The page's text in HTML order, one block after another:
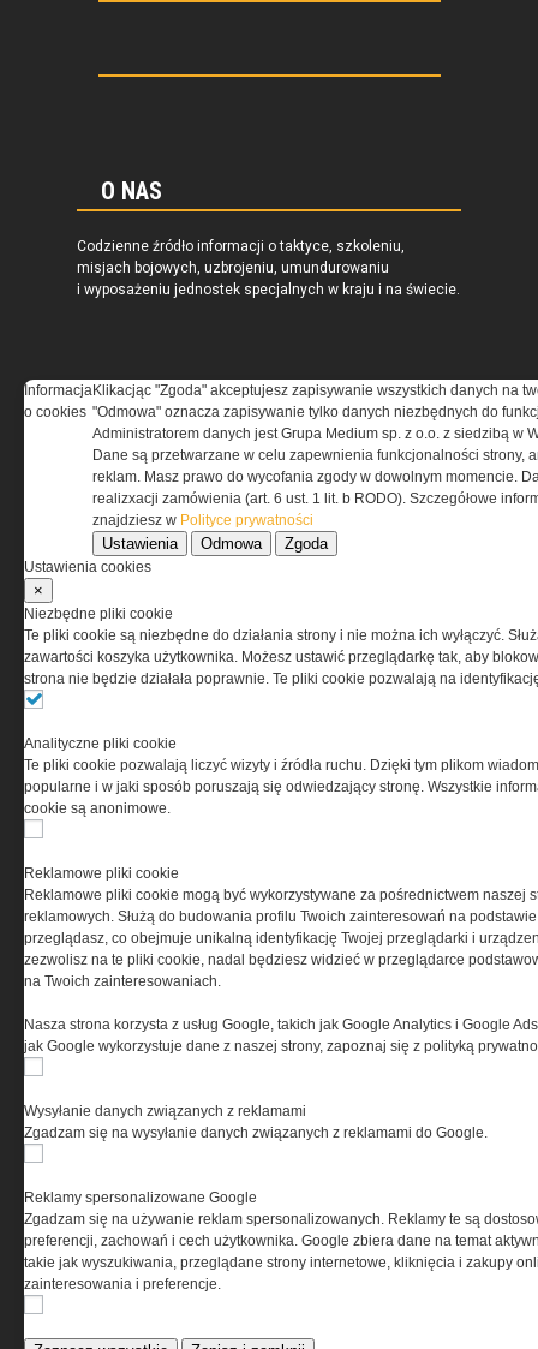
O NAS
Codzienne źródło informacji o taktyce, szkoleniu,
misjach bojowych, uzbrojeniu, umundurowaniu
i wyposażeniu jednostek specjalnych w kraju i na świecie.
REGULAMIN
Regulamin określa zasady korzystania z portalu
www.special-ops.pl
Korzystanie z portalu jest równoznaczne
z zaakceptowaniem warunków ustanowionych
odpowiedzialnością Spółka komandytowa, nr KRS:
0000537655, NIP 1132860378, REGON 146393437
(zwana dalej Grupa MEDIUM) w postaci Regulaminu.
Ta witryna wykorzystuje pliki cookies do przechowywania
informacji na Twoim komputerze. Pliki cookies stosujemy
w celu świadczenia usług na najwyższym poziomie,
w tym w sposób dostosowany do indywidualnych potrzeb.
Korzystanie z witryny bez zmiany ustawień dotyczących
urządzeniu końcowym. W każdym momencie możesz
dokonać zmiany ustawień przeglądarki dotyczących
prywatnościorazinformacją o cookies
rozpowszechnianie artykułów zabronione. Korzystanie z serwisu i
Informacja
o cookies
Klikacjąc "Zgoda" akceptujesz zapisywanie wszystkich danych na
"Odmowa" oznacza zapisywanie tylko danych niezbędnych do
Administratorem danych jest Grupa Medium sp. z o.o. z siedzibą w
Dane są przetwarzane w celu zapewnienia funkcjonalności strony,
reklam. Masz prawo do wycofania zgody w dowolnym momencie.
realizxacji zamówienia (art. 6 ust. 1 lit. b RODO). Szczegółowe
znajdziesz w Polityce prywatności
Ustawienia Odmowa Zgoda
Ustawienia cookies
×
Niezbędne pliki cookie
Te pliki cookie są niezbędne do działania strony i nie można ich wyłączyć.
zawartości koszyka użytkownika. Możesz ustawić przeglądarkę tak, aby
strona nie będzie działała poprawnie. Te pliki cookie pozwalają na
Analityczne pliki cookie
Te pliki cookie pozwalają liczyć wizyty i źródła ruchu. Dzięki tym plikom
popularne i w jaki sposób poruszają się odwiedzający stronę. Wszystkie
cookie są anonimowe.
Reklamowe pliki cookie
Reklamowe pliki cookie mogą być wykorzystywane za pośrednictwem naszej
reklamowych. Służą do budowania profilu Twoich zainteresowań na
przeglądasz, co obejmuje unikalną identyfikację Twojej przeglądarki i
zezwolisz na te pliki cookie, nadal będziesz widzieć w przeglądarce
na Twoich zainteresowaniach.
Nasza strona korzysta z usług Google, takich jak Google Analytics i Google
jak Google wykorzystuje dane z naszej strony, zapoznaj się z polityką
Wysyłanie danych związanych z reklamami
Zgadzam się na wysyłanie danych związanych z reklamami do Google.
Reklamy spersonalizowane Google
Zgadzam się na używanie reklam spersonalizowanych. Reklamy te są
preferencji, zachowań i cech użytkownika. Google zbiera dane na temat
takie jak wyszukiwania, przeglądane strony internetowe, kliknięcia i zakupy
zainteresowania i preferencje.